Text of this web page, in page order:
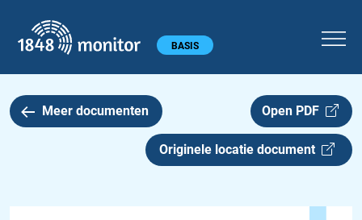
Hoofdmenu BASIS
Meer documenten Open PDF
Originele locatie document